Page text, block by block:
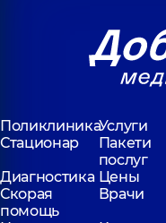
ПоликлиникаУслуги
Стационар
Пакети
послуг
Диагностика Цены
Скорая
помощь
Врачи